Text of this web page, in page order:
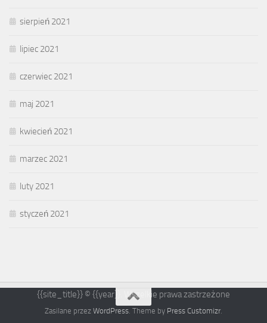
sierpień 2021
lipiec 2021
czerwiec 2021
maj 2021
kwiecień 2021
marzec 2021
luty 2021
styczeń 2021
{{site_title}} © {{year}}. Wszelkie prawa zastrzeżone
Zasilane przez WordPress. Theme by Press Customizr.